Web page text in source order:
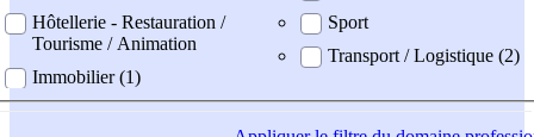
Hôtellerie - Restauration /
Tourisme / Animation
Immobilier (1)
Sport
Transport / Logistique (2)